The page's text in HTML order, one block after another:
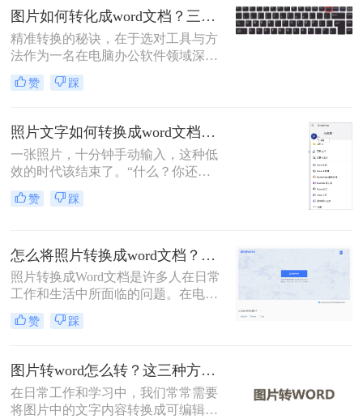
能。那么如何把图片转换成word呢？
本文将介绍三种将图片转换成Word的
方法。
图片如何转化成word文档？三招精准转换，职场效率翻倍！
精准转换的秘诀，在于选对工具与方
法作为一名在电脑办公软件领域深耕
多年的测评博主，小编每天都会收到
大量读者的咨询：“如何把图片里的
文档？”无论是会议纪要的拍照图、
纸质资料的扫描件，还是网页上无法
复制的截图，手动输入耗时费力还易
出错
赞 踩
照片文字如何转换成word文档？这4个方法轻松转换！
一张照片，十分钟手动输入，这种低
效的时代该结束了。“什么？你还在
对着照片一个字一个字敲键盘？”作
为一名与电脑办公软件打了多年交道
赞 踩
怎么将照片转换成word文档？教你三种转换方法！
照片转换成Word文档是许多人在日常
工作和生活中所面临的问题。在电子
文档的使用越来越广泛的今天，将照
片转换成可编辑的Word文档可以大大
转换成word文档呢？下面将详细介绍
几种将照片转换成Word文档的方法，
希望对您有所帮助。
赞 踩
图片转word怎么转？这三种方法学习一下！
在日常工作和学习中，我们常常需要
将图片中的文字内容转换成可编辑的